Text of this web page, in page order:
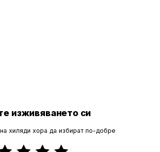
изживяването си
хиляди хора да избират по-добре